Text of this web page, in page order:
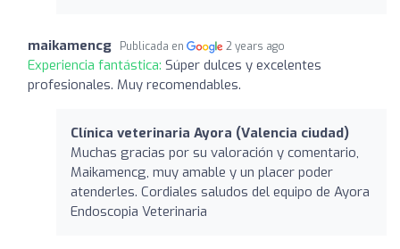
maikamencg Publicada en 2 years ago
Experiencia fantástica: Súper dulces y excelentes
profesionales. Muy recomendables.
Clínica veterinaria Ayora (Valencia ciudad)
Muchas gracias por su valoración y comentario,
Maikamencg, muy amable y un placer poder
atenderles. Cordiales saludos del equipo de Ayora
Endoscopia Veterinaria